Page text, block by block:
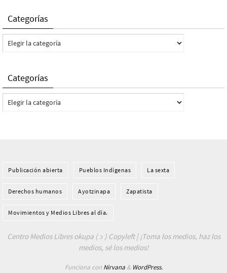
Categorías
Categorías
Categorías
Categorías
Publicación abierta Pueblos Indí­genas La sexta
Derechos humanos Ayotzinapa Zapatista
Movimientos y Medios Libres al día.
Centro Medios Libres okupa ( ɔ ) Copyleft | ¡Toma los medios, haz los
medios, sé los medios!
Funciona con Nirvana& WordPress.